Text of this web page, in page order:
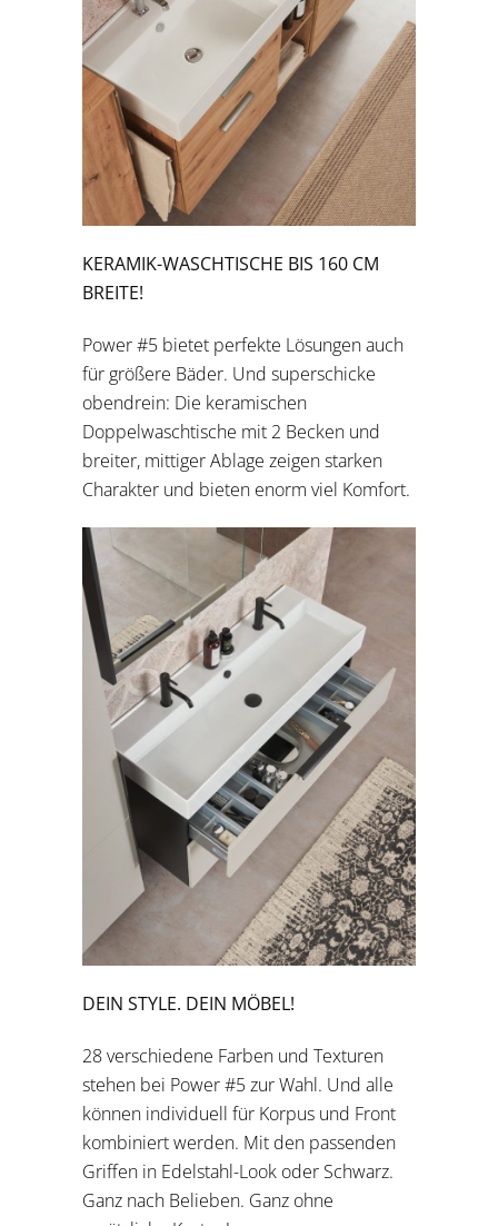
KERAMIK-WASCHTISCHE BIS 160 CM
BREITE!
Power #5 bietet perfekte Lösungen auch
für größere Bäder. Und superschicke
obendrein: Die keramischen
Doppelwaschtische mit 2 Becken und
breiter, mittiger Ablage zeigen starken
Charakter und bieten enorm viel Komfort.
DEIN STYLE. DEIN MÖBEL!
28 verschiedene Farben und Texturen
stehen bei Power #5 zur Wahl. Und alle
können individuell für Korpus und Front
kombiniert werden. Mit den passenden
Griffen in Edelstahl-Look oder Schwarz.
Ganz nach Belieben. Ganz ohne